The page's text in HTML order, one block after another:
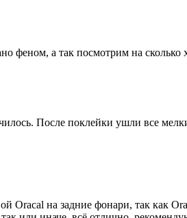
феном, а так посмотрим на сколько
После поклейки ушли все
на задние фонари, так как